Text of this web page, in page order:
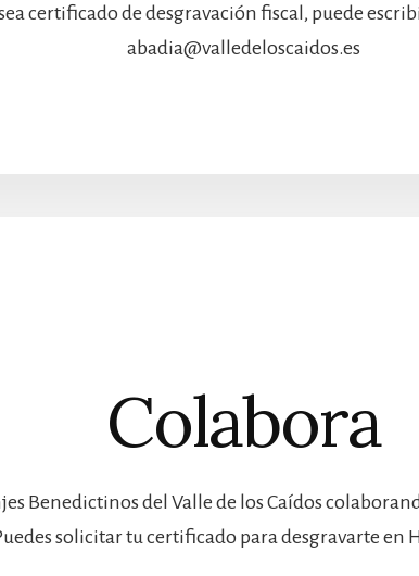
certificado de desgravación fiscal, puede
abadia@valledeloscaidos.es
Colabora
Benedictinos del Valle de los Caídos
solicitar tu certificado para desgravarte en